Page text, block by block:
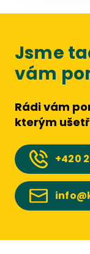
Jsme
vám
Rádi vám
kterým
+420